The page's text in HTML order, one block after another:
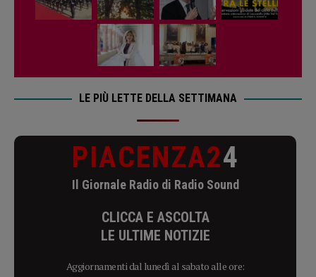
LE PIÙ LETTE DELLA SETTIMANA
PIACENZA24
Il Giornale Radio di Radio Sound
CLICCA E ASCOLTA
LE ULTIME NOTIZIE
Aggiornamenti dal lunedì al sabato alle ore: